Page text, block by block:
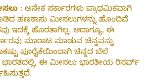
: ಅನೇಕ ಸರ್ಕಾರಗಳು ಪ್ರಾಥಮಿಕವಾಗಿ
ಹಣಕಾಸು ಮೀಸಲುಗಳನ್ನು ಹೊಂದಿವೆ
ಇದಕ್ಕೆ ಹೊರತಾಗಿಲ್ಲ. ಆದಾಗ್ಯೂ, ಈ
ಮಾರಾಟ ಮಾಡುವ ಚಿನ್ನವನ್ನು
ಪೂರೈಕೆಯಿಂದಾಗಿ ಚಿನ್ನದ ಬೆಲೆ
ಭಾರತದಲ್ಲಿ, ಈ ಮೀಸಲು ಭಾರತೀಯ ರಿಸರ್ವ್